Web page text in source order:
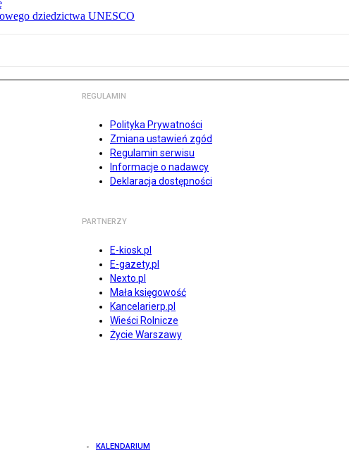
dziedzictwa UNESCO
REGULAMIN
Polityka Prywatności
Zmiana ustawień zgód
Regulamin serwisu
Informacje o nadawcy
Deklaracja dostępności
PARTNERZY
E-kiosk.pl
E-gazety.pl
Nexto.pl
Mała księgowość
Kancelarierp.pl
Wieści Rolnicze
Życie Warszawy
KALENDARIUM